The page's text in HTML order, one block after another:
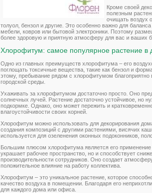
Кроме своей
полезным
очищать воздух
толуол, бензол и другие. Это особенно важно для
мебели, ковров или бытовой электроники. Поэтому
более здоровую и приятную атмосферу для вас и ваших
Хлорофитум: самое популярное растение в
Одно из главных преимуществ хлорофитума – его
поглощать токсичные вещества, такие как бензол и
этому, пребывание рядом с хлорофитумом благоприятно
городской среды.
Ухаживать за хлорофитумом достаточно просто. Оно
солнечных лучей. Растение достаточно устойчивое, но
подкормке. Однако, оно может пережить и
влагоустойчивости своих корней.
Хлорофитум можно использовать для декорирования
создания композиций с другими растениями, висячих
используется для озеленения оконных подоконников,
Большим плюсом хлорофитума является его
украшает рабочее пространство, но и способствует
производительности сотрудников. Оно создает
положительное влияние на работу коллектива.
Хлорофитум – это уникальное растение, которое
качество воздуха в помещении. Благодаря его
для каждого дома или офиса.